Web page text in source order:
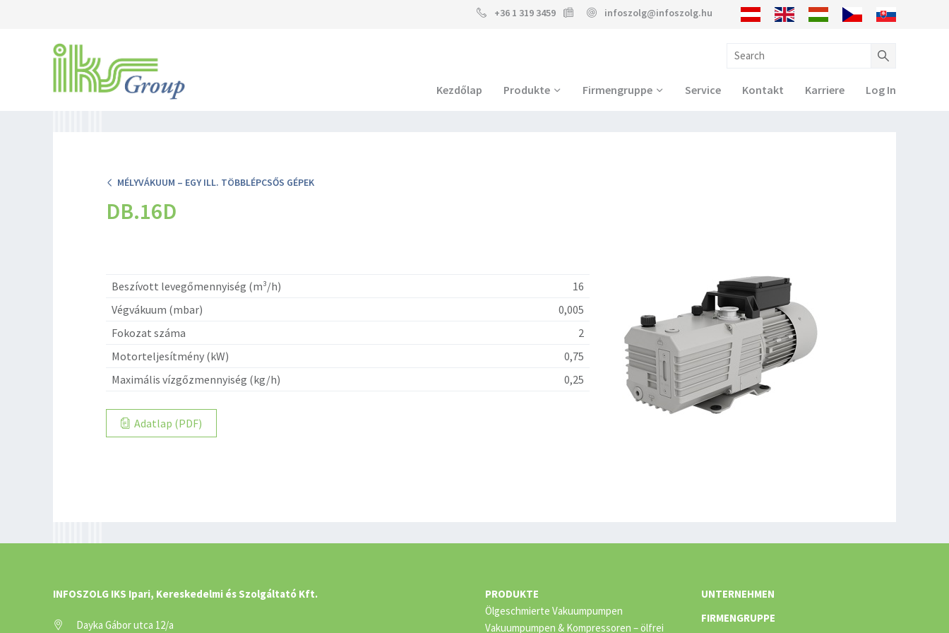
+36 1 319 3459 infoszolg@infoszolg.hu
Kezdőlap Produkte Firmengruppe Service Kontakt Karriere Log In
MÉLYVÁKUUM – EGY ILL. TÖBBLÉPCSŐS GÉPEK
DB.16D
Beszívott levegőmennyiség (m³/h)
16
Végvákuum (mbar)
0,005
Fokozat száma
2
Motorteljesítmény (kW)
0,75
Maximális vízgőzmennyiség (kg/h)
0,25
Adatlap (PDF)
INFOSZOLG IKS Ipari, Kereskedelmi és Szolgáltató Kft.
Dayka Gábor utca 12/a
PRODUKTE
Ölgeschmierte Vakuumpumpen
Vakuumpumpen & Kompressoren – ölfrei
UNTERNEHMEN
FIRMENGRUPPE